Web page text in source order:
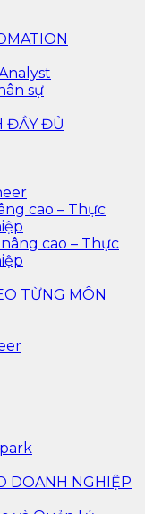
sự
ĐỦ
cao – Thực
cao – Thực
TỪNG MÔN
NGHIỆP